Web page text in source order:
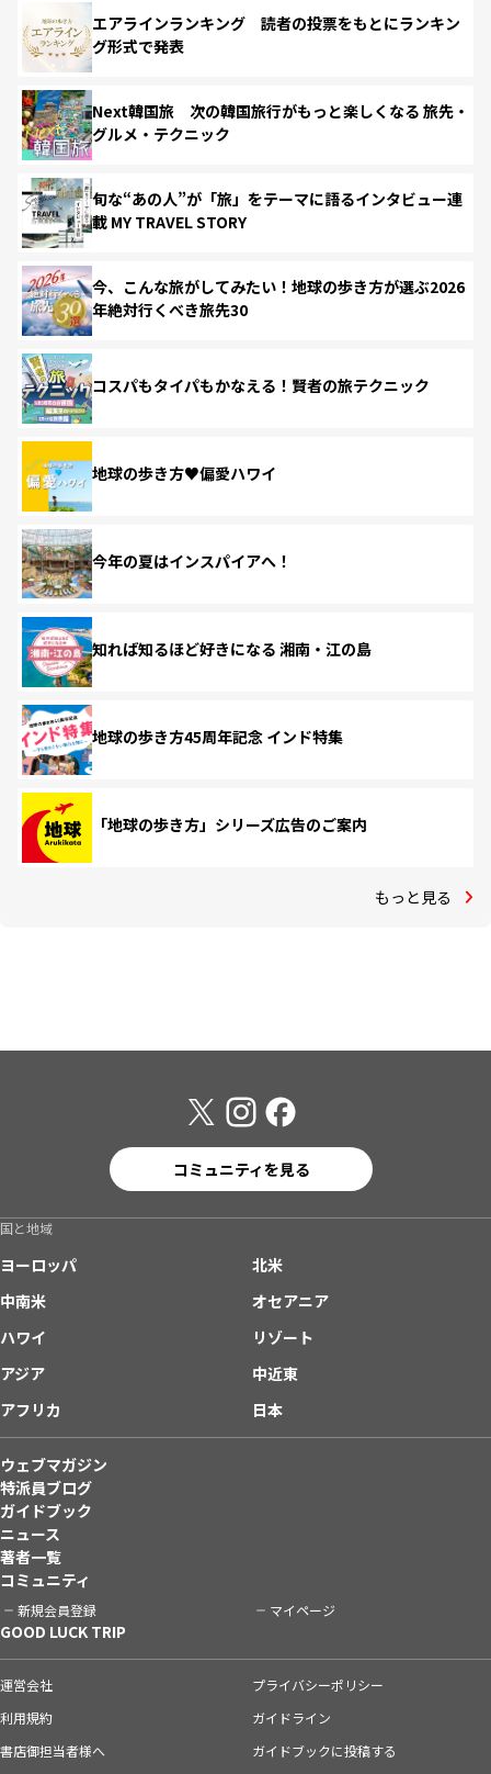
エアラインランキング 読者の投票をもとにランキン
グ形式で発表
Next韓国旅 次の韓国旅行がもっと楽しくなる 旅先・
グルメ・テクニック
旬な“あの人”が「旅」をテーマに語るインタビュー連
載 MY TRAVEL STORY
今、こんな旅がしてみたい！地球の歩き方が選ぶ2026
年絶対行くべき旅先30
コスパもタイパもかなえる！賢者の旅テクニック
地球の歩き方♥偏愛ハワイ
今年の夏はインスパイアへ！
知れば知るほど好きになる 湘南・江の島
地球の歩き方45周年記念 インド特集
「地球の歩き方」シリーズ広告のご案内
もっと見る
コミュニティを見る
国と地域
ヨーロッパ
北米
中南米
オセアニア
ハワイ
リゾート
アジア
中近東
アフリカ
日本
ウェブマガジン
特派員ブログ
ガイドブック
ニュース
著者一覧
コミュニティ
新規会員登録 マイページ
GOOD LUCK TRIP
運営会社
プライバシーポリシー
利用規約
ガイドライン
書店御担当者様へ
ガイドブックに投稿する